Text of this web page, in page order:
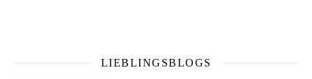
LIEBLINGSBLOGS